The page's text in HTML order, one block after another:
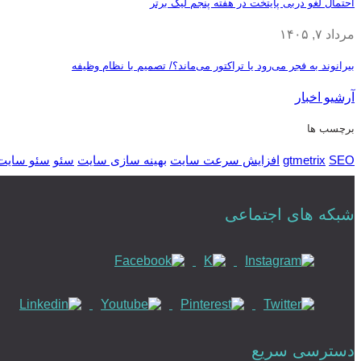
احتمال لغو دربی پایتخت در هفته پنجم لیگ برتر
مرداد ۷, ۱۴۰۵
بیرانوند به فجر می‌رود یا تراکتور می‌ماند؟/ تصمیم با نظام وظیفه
آرشیو اخبار
برچسب ها
gtmetrix SEO افزایش سرعت سایت بهینه سازی سایت سئو سئو
شبکه های اجتماعی
دسترسی سریع